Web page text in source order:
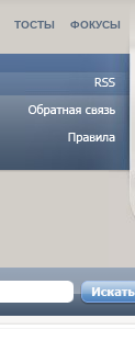
ТОСТЫ ФОКУСЫ